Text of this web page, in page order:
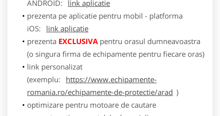
ANDROID:
link aplicatie
prezenta pe aplicatie pentru mobil - platforma
iOS:
link aplicatie
prezenta EXCLUSIVApentru orasul dumneavoastra
(o singura firma de echipamente pentru fiecare oras)
link personalizat
(exemplu:
https://www.echipamente-
romania.ro/echipamente-de-protectie/arad )
optimizare pentru motoare de cautare